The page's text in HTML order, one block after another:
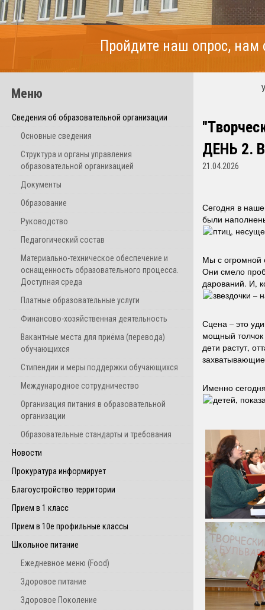
Пройдите наш опрос,
Меню
Сведения об образовательной организации
Основные сведения
Структура и органы управления
образовательной организацией
Документы
Образование
Руководство
Педагогический состав
Материально-техническое обеспечение и
оснащенность образовательного процесса.
Доступная среда
Платные образовательные услуги
Финансово-хозяйственная деятельность
Вакантные места для приёма (перевода)
обучающихся
Стипендии и меры поддержки обучающихся
Международное сотрудничество
Организация питания в образовательной
организации
Образовательные стандарты и требования
Новости
Прокуратура информирует
Благоустройство территории
Прием в 1 класс
Прием в 10е профильные классы
Школьное питание
Ежедневное меню (Food)
Здоровое питание
Здоровое Поколение
ДЕНЬ 2.
21.04.2026
Сегодня в
были
птиц,
Мы с огромной
Они смело
дарований. И,
звездочки –
Сцена – это
мощный толчок
дети растут,
Именно
детей,